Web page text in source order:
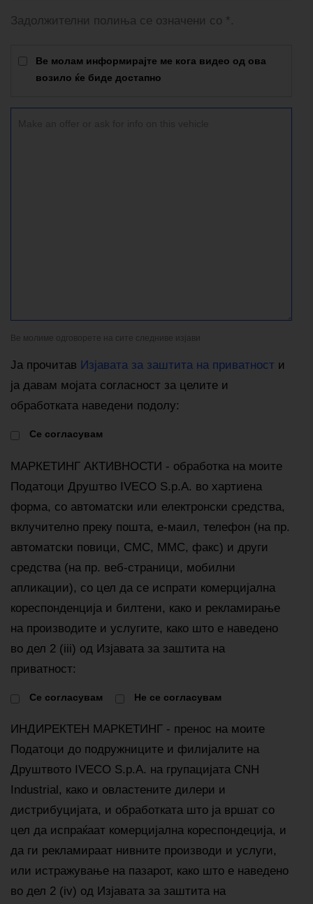
Задолжителни полиња се означени со *.
Ве молам информирајте ме кога видео од ова
возило ќе биде достапно
Ве молиме одговорете на сите следниве изјави
Ја прочитав Изјавата за заштита на приватност и
ја давам мојата согласност за целите и
обработката наведени подолу:
Cе согласувам
МАРКЕТИНГ АКТИВНОСТИ - обработка на моите
Податоци Друштво IVECO S.p.A. во хартиена
форма, со автоматски или електронски средства,
вклучително преку пошта, е-маил, телефон (на пр.
автоматски повици, СМС, ММС, факс) и други
средства (на пр. веб-страници, мобилни
апликации), со цел да се испрати комерцијална
кореспонденција и билтени, како и рекламирање
на производите и услугите, како што е наведено
во дел 2 (iii) од Изјавата за заштита на
приватност:
Cе согласувам Не се согласувам
ИНДИРЕКТЕН МАРКЕТИНГ - пренос на моите
Податоци до подружниците и филијалите на
Друштвото IVECO S.p.A. на групацијата CNH
Industrial, како и овластените дилери и
дистрибуцијата, и обработката што ја вршат со
цел да испраќаат комерцијална кореспондеција, и
да ги рекламираат нивните производи и услуги,
или истражување на пазарот, како што е наведено
во дел 2 (iv) од Изјавата за заштита на